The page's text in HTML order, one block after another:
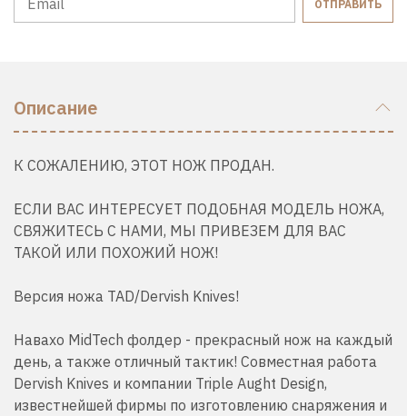
ОТПРАВИТЬ
Описание
К СОЖАЛЕНИЮ, ЭТОТ НОЖ ПРОДАН.
ЕСЛИ ВАС ИНТЕРЕСУЕТ ПОДОБНАЯ МОДЕЛЬ НОЖА,
СВЯЖИТЕСЬ С НАМИ, МЫ ПРИВЕЗЕМ ДЛЯ ВАС
ТАКОЙ ИЛИ ПОХОЖИЙ НОЖ!
Версия ножа TAD/Dervish Knives!
Навахо MidTech фолдер - прекрасный нож на каждый
день, а также отличный тактик! Совместная работа
Dervish Knives и компании Triple Aught Design,
известнейшей фирмы по изготовлению снаряжения и